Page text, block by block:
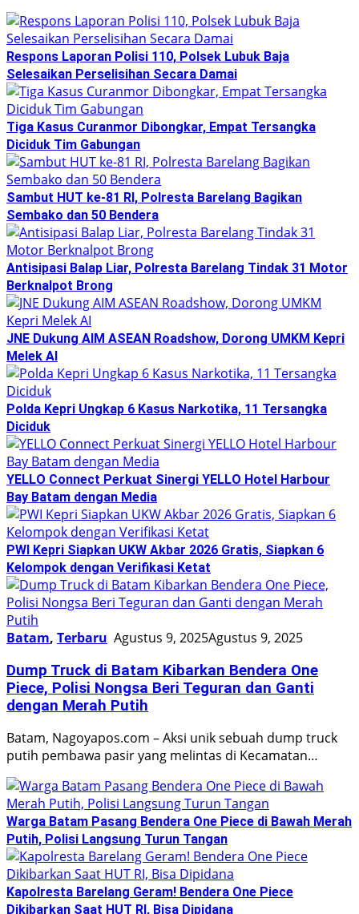
Respons Laporan Polisi 110, Polsek Lubuk Baja
Selesaikan Perselisihan Secara Damai
Tiga Kasus Curanmor Dibongkar, Empat Tersangka
Diciduk Tim Gabungan
Sambut HUT ke-81 RI, Polresta Barelang Bagikan
Sembako dan 50 Bendera
Antisipasi Balap Liar, Polresta Barelang Tindak 31 Motor
Berknalpot Brong
JNE Dukung AIM ASEAN Roadshow, Dorong UMKM Kepri
Melek AI
Polda Kepri Ungkap 6 Kasus Narkotika, 11 Tersangka
Diciduk
YELLO Connect Perkuat Sinergi YELLO Hotel Harbour
Bay Batam dengan Media
PWI Kepri Siapkan UKW Akbar 2026 Gratis, Siapkan 6
Kelompok dengan Verifikasi Ketat
Batam, Terbaru Agustus 9, 2025Agustus 9, 2025
Dump Truck di Batam Kibarkan Bendera One
Piece, Polisi Nongsa Beri Teguran dan Ganti
dengan Merah Putih
Batam, Nagoyapos.com – Aksi unik sebuah dump truck
putih pembawa pasir yang melintas di Kecamatan…
Warga Batam Pasang Bendera One Piece di Bawah Merah
Putih, Polisi Langsung Turun Tangan
Kapolresta Barelang Geram! Bendera One Piece
Dikibarkan Saat HUT RI, Bisa Dipidana